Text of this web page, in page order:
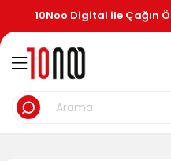
10Noo Digital ile Çağın